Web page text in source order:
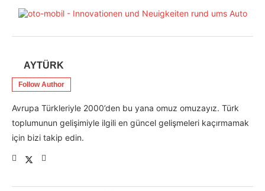
AYTÜRK
Follow Author
Avrupa Türkleriyle 2000’den bu yana omuz omuzayız. Türk
toplumunun gelişimiyle ilgili en güncel gelişmeleri kaçırmamak
için bizi takip edin.